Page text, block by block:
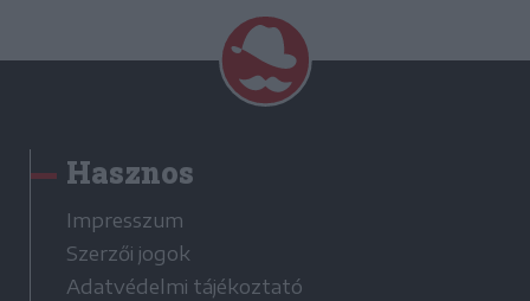
Hasznos
Impresszum
Szerzői jogok
Adatvédelmi tájékoztató